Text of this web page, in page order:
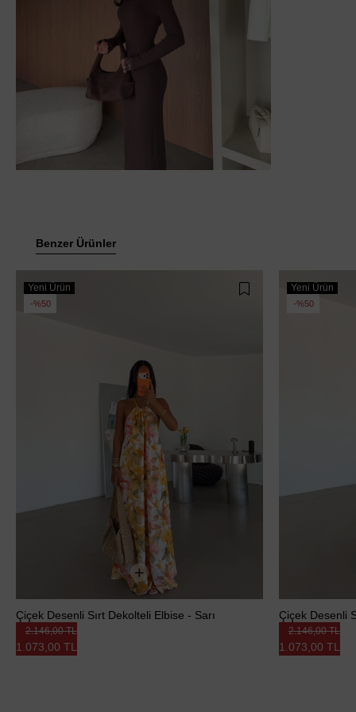
Benzer Ürünler
Yeni Ürün
%50
Çiçek Desenli Sırt Dekolteli Elbise - Sarı
1.073,00 TL
2.146,00 TL
Yeni Ürün
%50
Çiçek Desenli
1.073,00 TL
2.146,00 TL